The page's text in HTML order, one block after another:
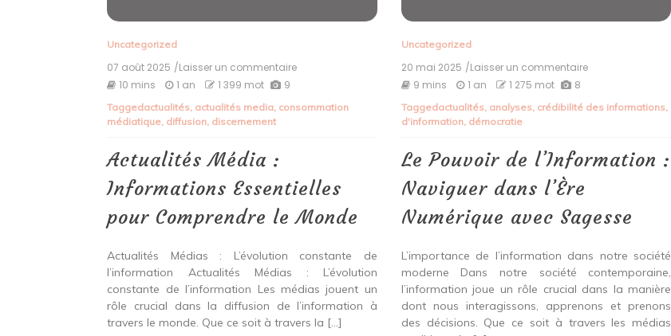
Uncategorized
07 août 2025 /Laisser un commentaire
:
le
Monde
10 mins 1 an 1 399 mot 9
Taggedactualités, actualités media, consommation
médiatique, diffusion, discernement
Actualités Média :
Informations Essentielles
pour Comprendre le Monde
Actualités Médias : L’évolution constante de
l’information Actualités Médias : L’évolution
constante de l’information Les médias jouent un
rôle crucial dans la diffusion de l’information à
travers le monde. Que ce soit à travers la […]
Uncategorized
20 mai 2025 /Laisser un commentaireon
de
Naviguer
dans
Sagesse
9 mins 1 an 1 275 mot 8
Taggedactualités, analyses, crédibilité des informations,
d'information, démocratie
Le Pouvoir de l’Information :
Naviguer dans l’Ère
Numérique avec Sagesse
L’importance de l’information dans notre société
moderne Dans notre société contemporaine,
l’information joue un rôle crucial dans la manière
dont nous interagissons, apprenons et prenons
des décisions. Que ce soit à travers les médias